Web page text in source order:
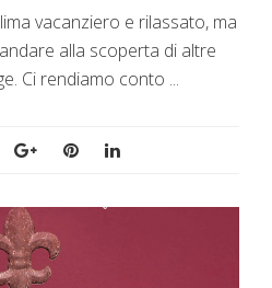
vacanziero e rilassato, ma
alla scoperta di altre
Ci rendiamo conto ...